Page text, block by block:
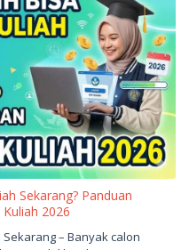
Sekarang? Panduan
2026
– Banyak calon